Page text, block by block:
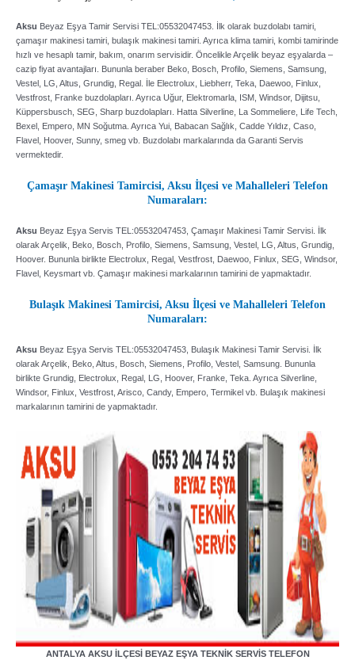
Aksu Beyaz Eşya Tamir Servisi TEL:05532047453. İlk olarak buzdolabı tamiri,
çamaşır makinesi tamiri, bulaşık makinesi tamiri. Ayrıca klima tamiri, kombi tamirinde
hızlı ve hesaplı tamir, bakım, onarım servisidir. Öncelikle Arçelik beyaz eşyalarda –
cazip fiyat avantajları. Bununla beraber Beko, Bosch, Profilo, Siemens, Samsung,
Vestel, LG, Altus, Grundig, Regal. İle Electrolux, Liebherr, Teka, Daewoo, Finlux,
Vestfrost, Franke buzdolapları. Ayrıca Uğur, Elektromarla, ISM, Windsor, Dijitsu,
Küppersbusch, SEG, Sharp buzdolapları. Hatta Silverline, La Sommeliere, Life Tech,
Bexel, Empero, MN Soğutma. Ayrıca Yui, Babacan Sağlık, Cadde Yıldız, Caso,
Flavel, Hoover, Sunny, smeg vb. Buzdolabı markalarında da Garanti Servis
vermektedir.
Çamaşır Makinesi Tamircisi, Aksu İlçesi ve Mahalleleri Telefon
Numaraları:
Aksu Beyaz Eşya Servis TEL:05532047453, Çamaşır Makinesi Tamir Servisi. İlk
olarak Arçelik, Beko, Bosch, Profilo, Siemens, Samsung, Vestel, LG, Altus, Grundig,
Hoover. Bununla birlikte Electrolux, Regal, Vestfrost, Daewoo, Finlux, SEG, Windsor,
Flavel, Keysmart vb. Çamaşır makinesi markalarının tamirini de yapmaktadır.
Bulaşık Makinesi Tamircisi, Aksu İlçesi ve Mahalleleri Telefon
Numaraları:
Aksu Beyaz Eşya Servis TEL:05532047453, Bulaşık Makinesi Tamir Servisi. İlk
olarak Arçelik, Beko, Altus, Bosch, Siemens, Profilo, Vestel, Samsung. Bununla
birlikte Grundig, Electrolux, Regal, LG, Hoover, Franke, Teka. Ayrıca Silverline,
Windsor, Finlux, Vestfrost, Arisco, Candy, Empero, Termikel vb. Bulaşık makinesi
markalarının tamirini de yapmaktadır.
ANTALYA AKSU İLÇESİ BEYAZ EŞYA TEKNİK SERVİS TELEFON